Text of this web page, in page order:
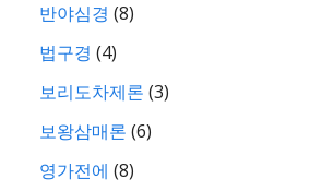
반야심경 (8)
법구경 (4)
보리도차제론 (3)
보왕삼매론 (6)
영가전에 (8)